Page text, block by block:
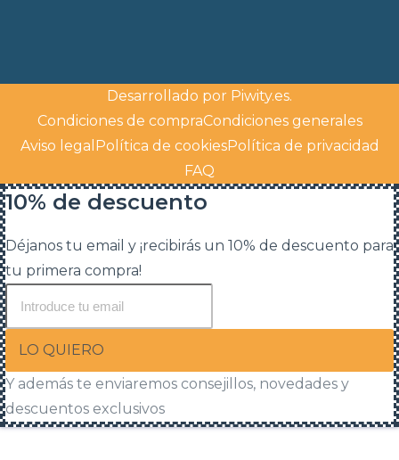
Desarrollado por Piwity.es.
Condiciones de compraCondiciones generales
Aviso legal Política de cookiesPolítica de privacidad
FAQ
10% de descuento
Déjanos tu email y ¡recibirás un 10% de descuento para
tu primera compra!
LO QUIERO
Y además te enviaremos consejillos, novedades y
descuentos exclusivos